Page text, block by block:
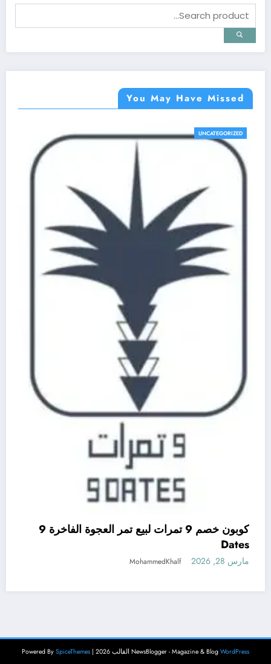
You May Have Missed
UNCATEGORIZED
كوبون خصم 9 تمرات لبيع تمر العجوة الفاخرة 9
Dates
مارس 28, 2026 MohammedKhalf
NewsBlogger - Magazine & Blog WordPress القالب 2026 | Powered By SpiceThemes